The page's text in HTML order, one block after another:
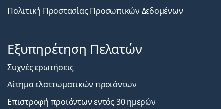
Πολιτική Προστασίας Προσωπικών Δεδομένων
Εξυπηρέτηση Πελατών
Συχνές ερωτήσεις
Αίτημα ελαττωματικών προϊόντων
Επιστροφή προϊόντων εντός 30 ημερών